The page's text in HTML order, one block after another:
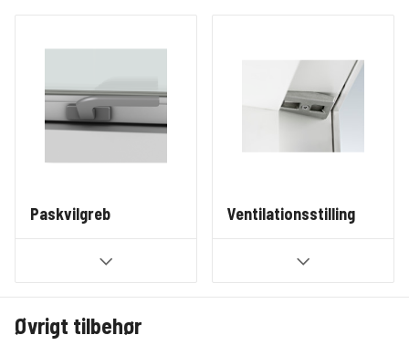
Paskvilgreb Ventilationsstilling
Øvrigt tilbehør